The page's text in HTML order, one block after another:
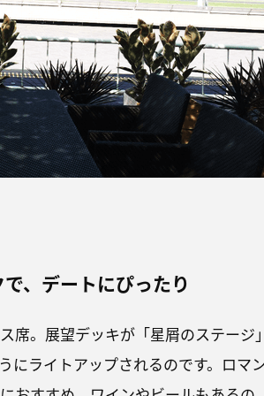
、デートにぴったり
席。展望デッキが「星屑のステージ
にライトアップされるのです。ロマ